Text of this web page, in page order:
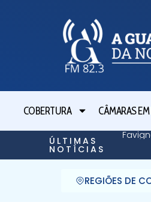
COBERTURA CÂMARAS
ÚLTIMAS
NOTÍCIAS
REGIÕES DE